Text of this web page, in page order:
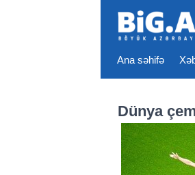
Ana səhifə
Dünya